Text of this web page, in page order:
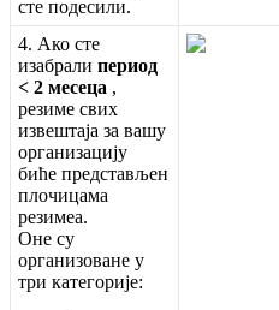
сте подесили.
4. Ако сте
изабрали период
< 2 месеца ,
резиме свих
извештаја за вашу
организацију
биће представљен
плочицама
резимеа.
Оне су
организоване у
три категорије: